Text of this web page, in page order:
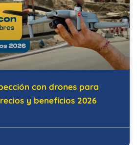
con drones para
y beneficios 2026